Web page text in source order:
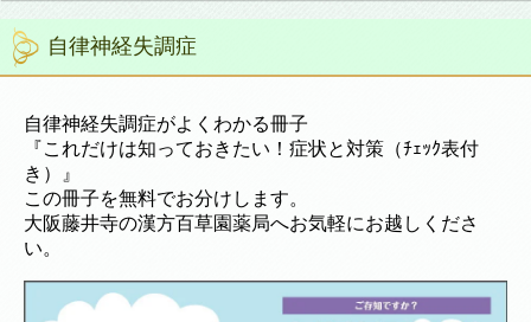
自律神経失調症
自律神経失調症がよくわかる冊子
『これだけは知っておきたい！症状と対策（ﾁｪｯｸ表付
き）』
この冊子を無料でお分けします。
大阪藤井寺の漢方百草園薬局へお気軽にお越しくださ
い。